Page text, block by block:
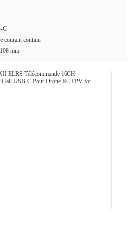
C
courant continu
mm